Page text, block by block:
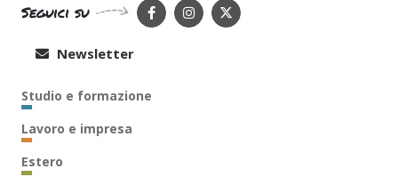
Seguici su
Newsletter
Studio e formazione
Lavoro e impresa
Estero